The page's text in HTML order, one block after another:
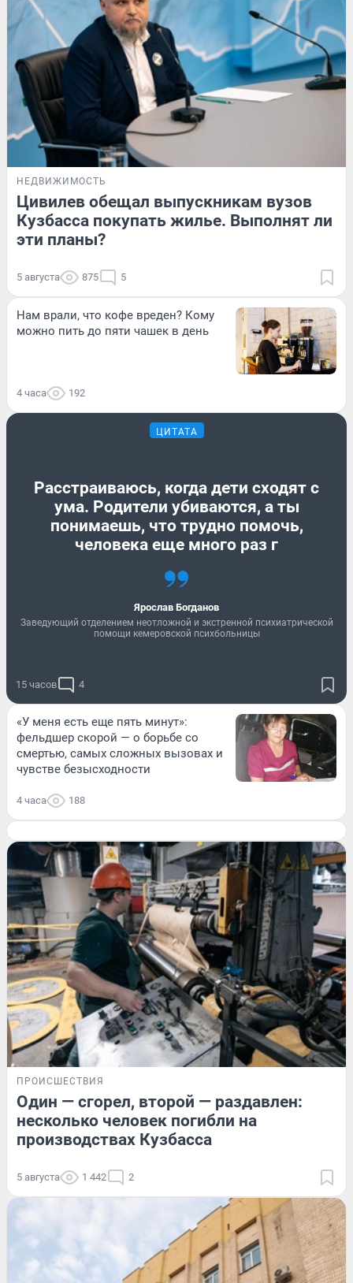
НЕДВИЖИМОСТЬ
Цивилев обещал выпускникам вузов
Кузбасса покупать жилье. Выполнят ли
эти планы?
5 августа 875 5
Нам врали, что кофе вреден? Кому
можно пить до пяти чашек в день
4 часа 192
ЦИТАТА
Расстраиваюсь, когда дети сходят с
ума. Родители убиваются, а ты
понимаешь, что трудно помочь,
человека еще много раз г
Ярослав Богданов
Заведующий отделением неотложной и экстренной психиатрической
помощи кемеровской психбольницы
15 часов 4
«У меня есть еще пять минут»:
фельдшер скорой — о борьбе со
смертью, самых сложных вызовах и
чувстве безысходности
4 часа 188
ПРОИСШЕСТВИЯ
Один — сгорел, второй — раздавлен:
несколько человек погибли на
производствах Кузбасса
5 августа 1 442 2